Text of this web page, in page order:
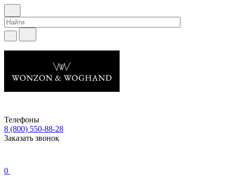
Телефоны
8 (800) 550-88-28
Заказать звонок
0